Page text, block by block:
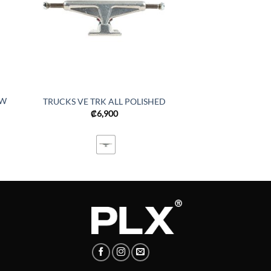
TRUCKS VE TRK ALL POLISHED
₡6,900